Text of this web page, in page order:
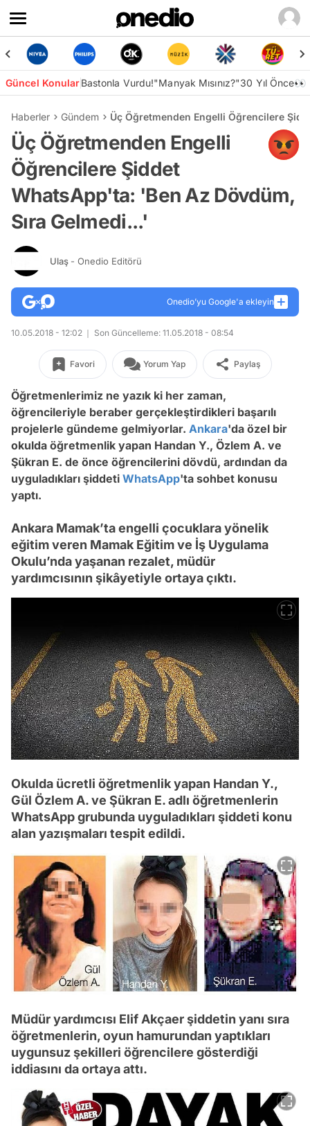
Güncel KonularBastonla Vurdu!"Manyak Mısınız?"30 Yıl Önce👀
Haberler Gündem Üç Öğretmenden Engelli Öğrencilere
Üç Öğretmenden Engelli
Öğrencilere Şiddet
WhatsApp'ta: 'Ben Az Dövdüm,
Sıra Gelmedi...'
Ulaş - Onedio Editörü
Onedio’yu Google'a ekleyin
10.05.2018 - 12:02 Son Güncelleme: 11.05.2018 - 08:54
Favori Yorum Yap Paylaş
Öğretmenlerimiz ne yazık ki her zaman,
öğrencileriyle beraber gerçekleştirdikleri başarılı
projelerle gündeme gelmiyorlar. Ankara'da özel bir
okulda öğretmenlik yapan Handan Y., Özlem A. ve
Şükran E. de önce öğrencilerini dövdü, ardından da
uyguladıkları şiddeti WhatsApp'ta sohbet konusu
yaptı.
Ankara Mamak’ta engelli çocuklara yönelik
eğitim veren Mamak Eğitim ve İş Uygulama
Okulu’nda yaşanan rezalet, müdür
yardımcısının şikâyetiyle ortaya çıktı.
Okulda ücretli öğretmenlik yapan Handan Y.,
Gül Özlem A. ve Şükran E. adlı öğretmenlerin
WhatsApp grubunda uyguladıkları şiddeti konu
alan yazışmaları tespit edildi.
Müdür yardımcısı Elif Akçaer şiddetin yanı sıra
öğretmenlerin, oyun hamurundan yaptıkları
uygunsuz şekilleri öğrencilere gösterdiği
iddiasını da ortaya attı.